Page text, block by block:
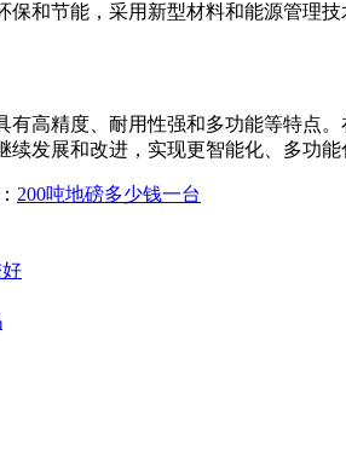
和节能，采用新型材料和能源管理技
有高精度、耐用性强和多功能等特点
发展和改进，实现更智能化、多功能
200吨地磅多少钱一台